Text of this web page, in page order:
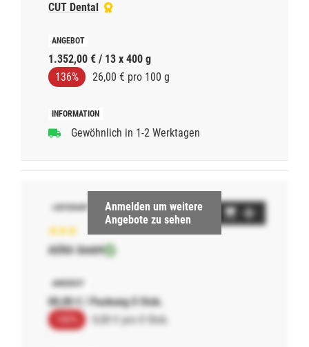
CUT Dental
1.352,00 € / 13 x 400 g
136%
26,00 € pro 100 g
Gewöhnlich in 1-2 Werktagen
Anmelden um weitere
Angebote zu sehen
AERA GmbH
00,00 € / Packung 0 Stck.
0,00 € pro 0 Stck.